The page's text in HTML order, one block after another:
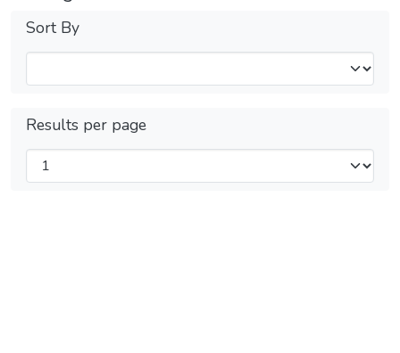
Sort By
Results per page